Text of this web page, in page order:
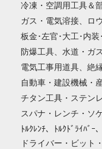
冷凍・空調用工具＆
ガス・電気溶接、ロ
板金･左官･大工･内
防爆工具、水道・ガ
電気工事用道具、絶
自動車・建設機械・
チタン工具・ステン
スパナ・レンチ・ソ
ﾄﾙｸﾚﾝﾁ、ﾄﾙｸﾄﾞﾗｲﾊﾞｰ
ドライバー・ビット